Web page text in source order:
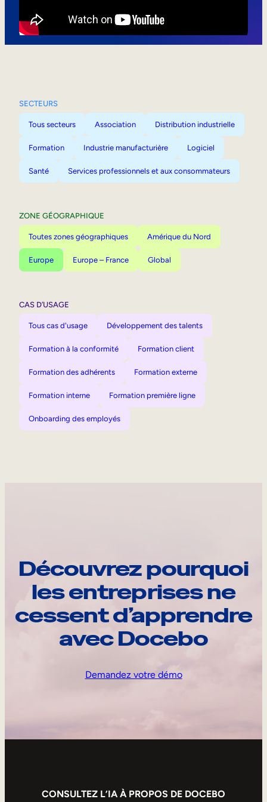
SECTEURS
Tous secteurs Association Distribution industrielle
Formation Industrie manufacturière Logiciel
Santé Services professionnels et aux consommateurs
ZONE GÉOGRAPHIQUE
Toutes zones géographiques Amérique du Nord
Europe Europe – France Global
CAS D’USAGE
Tous cas d'usage Développement des talents
Formation à la conformité Formation client
Formation des adhérents Formation externe
Formation interne Formation première ligne
Onboarding des employés
Découvrez pourquoi
les entreprises ne
cessent d’apprendre
avec Docebo
Demandez votre démo
CONSULTEZ L’IA À PROPOS DE DOCEBO